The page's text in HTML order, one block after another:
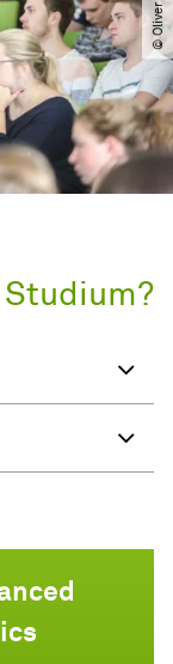
Studium?